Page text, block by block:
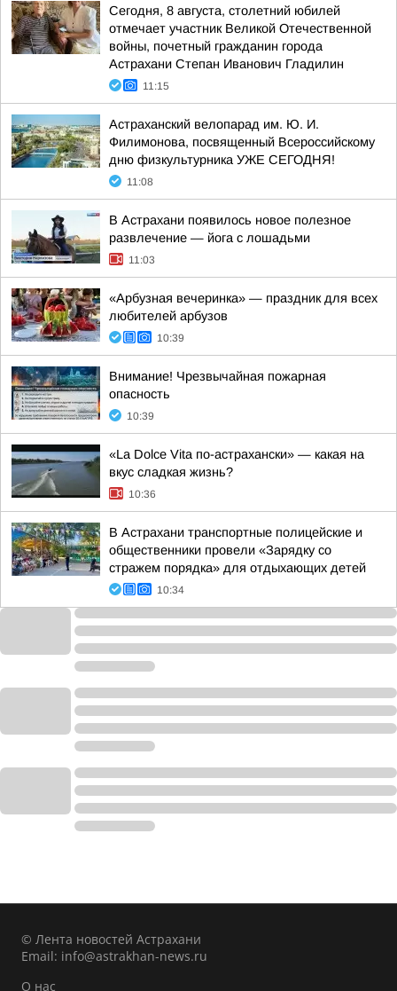
Сегодня, 8 августа, столетний юбилей
отмечает участник Великой Отечественной
войны, почетный гражданин города
Астрахани Степан Иванович Гладилин
11:15
Астраханский велопарад им. Ю. И.
Филимонова, посвященный Всероссийскому
дню физкультурника УЖЕ СЕГОДНЯ!
11:08
В Астрахани появилось новое полезное
развлечение — йога с лошадьми
11:03
«Арбузная вечеринка» — праздник для всех
любителей арбузов
10:39
Внимание! Чрезвычайная пожарная
опасность
10:39
«La Dolce Vita по-астрахански» — какая на
вкус сладкая жизнь?
10:36
В Астрахани транспортные полицейские и
общественники провели «Зарядку со
стражем порядка» для отдыхающих детей
10:34
© Лента новостей Астрахани
Email: info@astrakhan-news.ru
О нас